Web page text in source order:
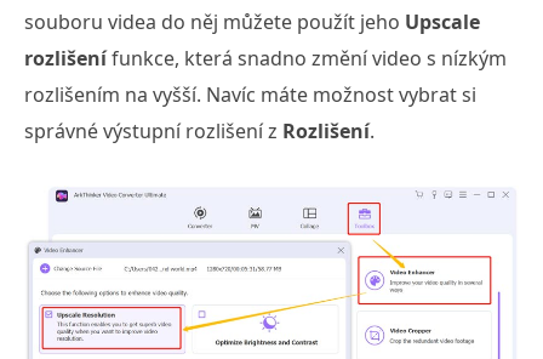
souboru videa do něj můžete použít jeho Upscale
rozlišenífunkce, která snadno změní video s nízkým
rozlišením na vyšší. Navíc máte možnost vybrat si
správné výstupní rozlišení z Rozlišení.